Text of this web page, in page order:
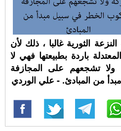
الثورية غالبا ، ذلك لأن
باردة بطبيعتها فهي لا
ولا تشجعهم على المجازفة
من المبادئ. - علي الوردي